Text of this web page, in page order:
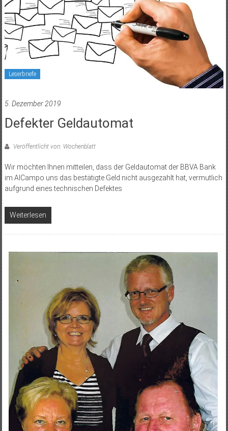
Leserbriefe
5. Dezember 2019
Defekter Geldautomat
Veröffentlicht von: Wochenblatt
Wir möchten Ihnen mitteilen, dass der Geldautomat der BBVA Bank
im AlCampo uns das bestätigte Geld nicht ausgezahlt hat, vermutlich
aufgrund eines technischen Defektes
Weiterlesen